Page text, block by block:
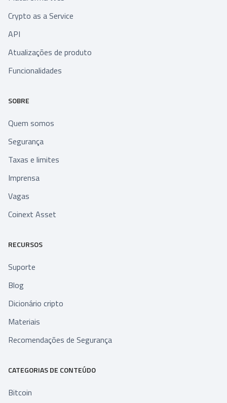
Crypto as a Service
API
Atualizações de produto
Funcionalidades
SOBRE
Quem somos
Segurança
Taxas e limites
Imprensa
Vagas
Coinext Asset
RECURSOS
Suporte
Blog
Dicionário cripto
Materiais
Recomendações de Segurança
CATEGORIAS DE CONTEÚDO
Bitcoin